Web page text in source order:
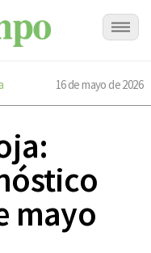
16 de mayo de 2026
mayo